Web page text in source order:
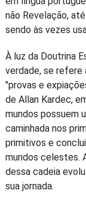
não Revelação,
sendo às vezes
À luz da Doutrina
verdade, se refere
"provas e
de Allan Kardec,
mundos possuem
caminhada nos
primitivos e
mundos celestes.
dessa cadeia
sua jornada.